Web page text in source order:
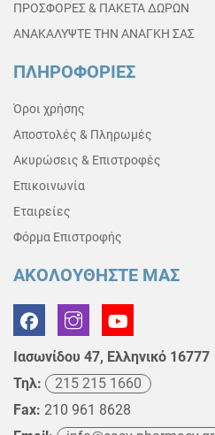
ΠΡΟΣΦΟΡΕΣ & ΠΑΚΕΤΑ ΔΩΡΩΝ
ΑΝΑΚΑΛΥΨΤΕ ΤΗΝ ΑΝΑΓΚΗ ΣΑΣ
ΠΛΗΡΟΦΟΡΙΕΣ
Όροι χρήσης
Αποστολές & Πληρωμές
Ακυρώσεις & Επιστροφές
Επικοινωνία
Εταιρείες
Φόρμα Επιστροφής
ΑΚΟΛΟΥΘΗΣΤΕ ΜΑΣ
Ιασωνίδου 47, Ελληνικό 16777
Τηλ:
215 215 1660
Fax: 210 961 8628